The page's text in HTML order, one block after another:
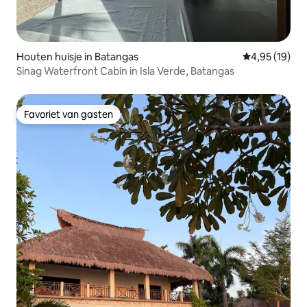
Houten huisje in Batangas Gemiddelde
4,95 (19)
Sinag Waterfront Cabin in Isla Verde, Batangas
Favoriet van gasten
Favoriet van gasten